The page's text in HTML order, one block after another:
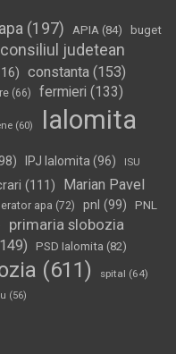
apa (197) APIA (84)
buget
consiliul judetean
constanta (153)
(66) fermieri (133)
(60)
Ialomita
IPJ Ialomita (96) ISU
(111)
Marian Pavel
apa (72) pnl (99)
PNL
primaria slobozia
PSD Ialomita (82)
(611) spital (64)
(56)